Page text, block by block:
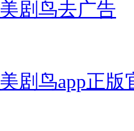
美剧鸟去广告
美剧鸟app正版